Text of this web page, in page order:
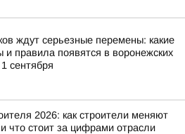
ждут серьезные перемены: какие
и правила появятся в воронежских
сентября
2026: как строители меняют
что стоит за цифрами отрасли